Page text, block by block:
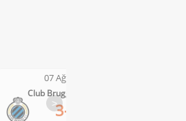
07 Ağustos
Club Brugge-Kortrijk
3-0>